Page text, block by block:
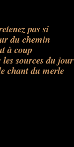
pas si
du chemin
à coup
les sources du jour
chant du merle